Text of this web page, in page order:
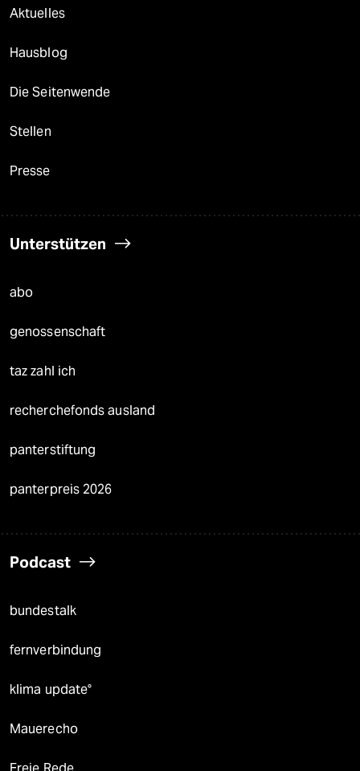
Aktuelles
Hausblog
Die Seitenwende
Stellen
Presse
Unterstützen
abo
genossenschaft
taz zahl ich
recherchefonds ausland
panterstiftung
panterpreis 2026
Podcast
bundestalk
fernverbindung
klima update°
Mauerecho